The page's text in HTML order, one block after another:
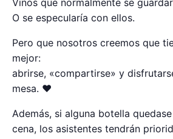
Vinos que normalmente se
O se especularía con ellos.
Pero que nosotros creemos que
mejor:
abrirse, «compartirse» y
mesa. ❤️
Además, si alguna botella
cena, los asistentes tendrán